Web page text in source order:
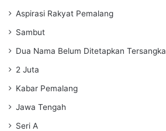
Aspirasi Rakyat Pemalang
Sambut
Dua Nama Belum Ditetapkan Tersangka
2 Juta
Kabar Pemalang
Jawa Tengah
Seri A